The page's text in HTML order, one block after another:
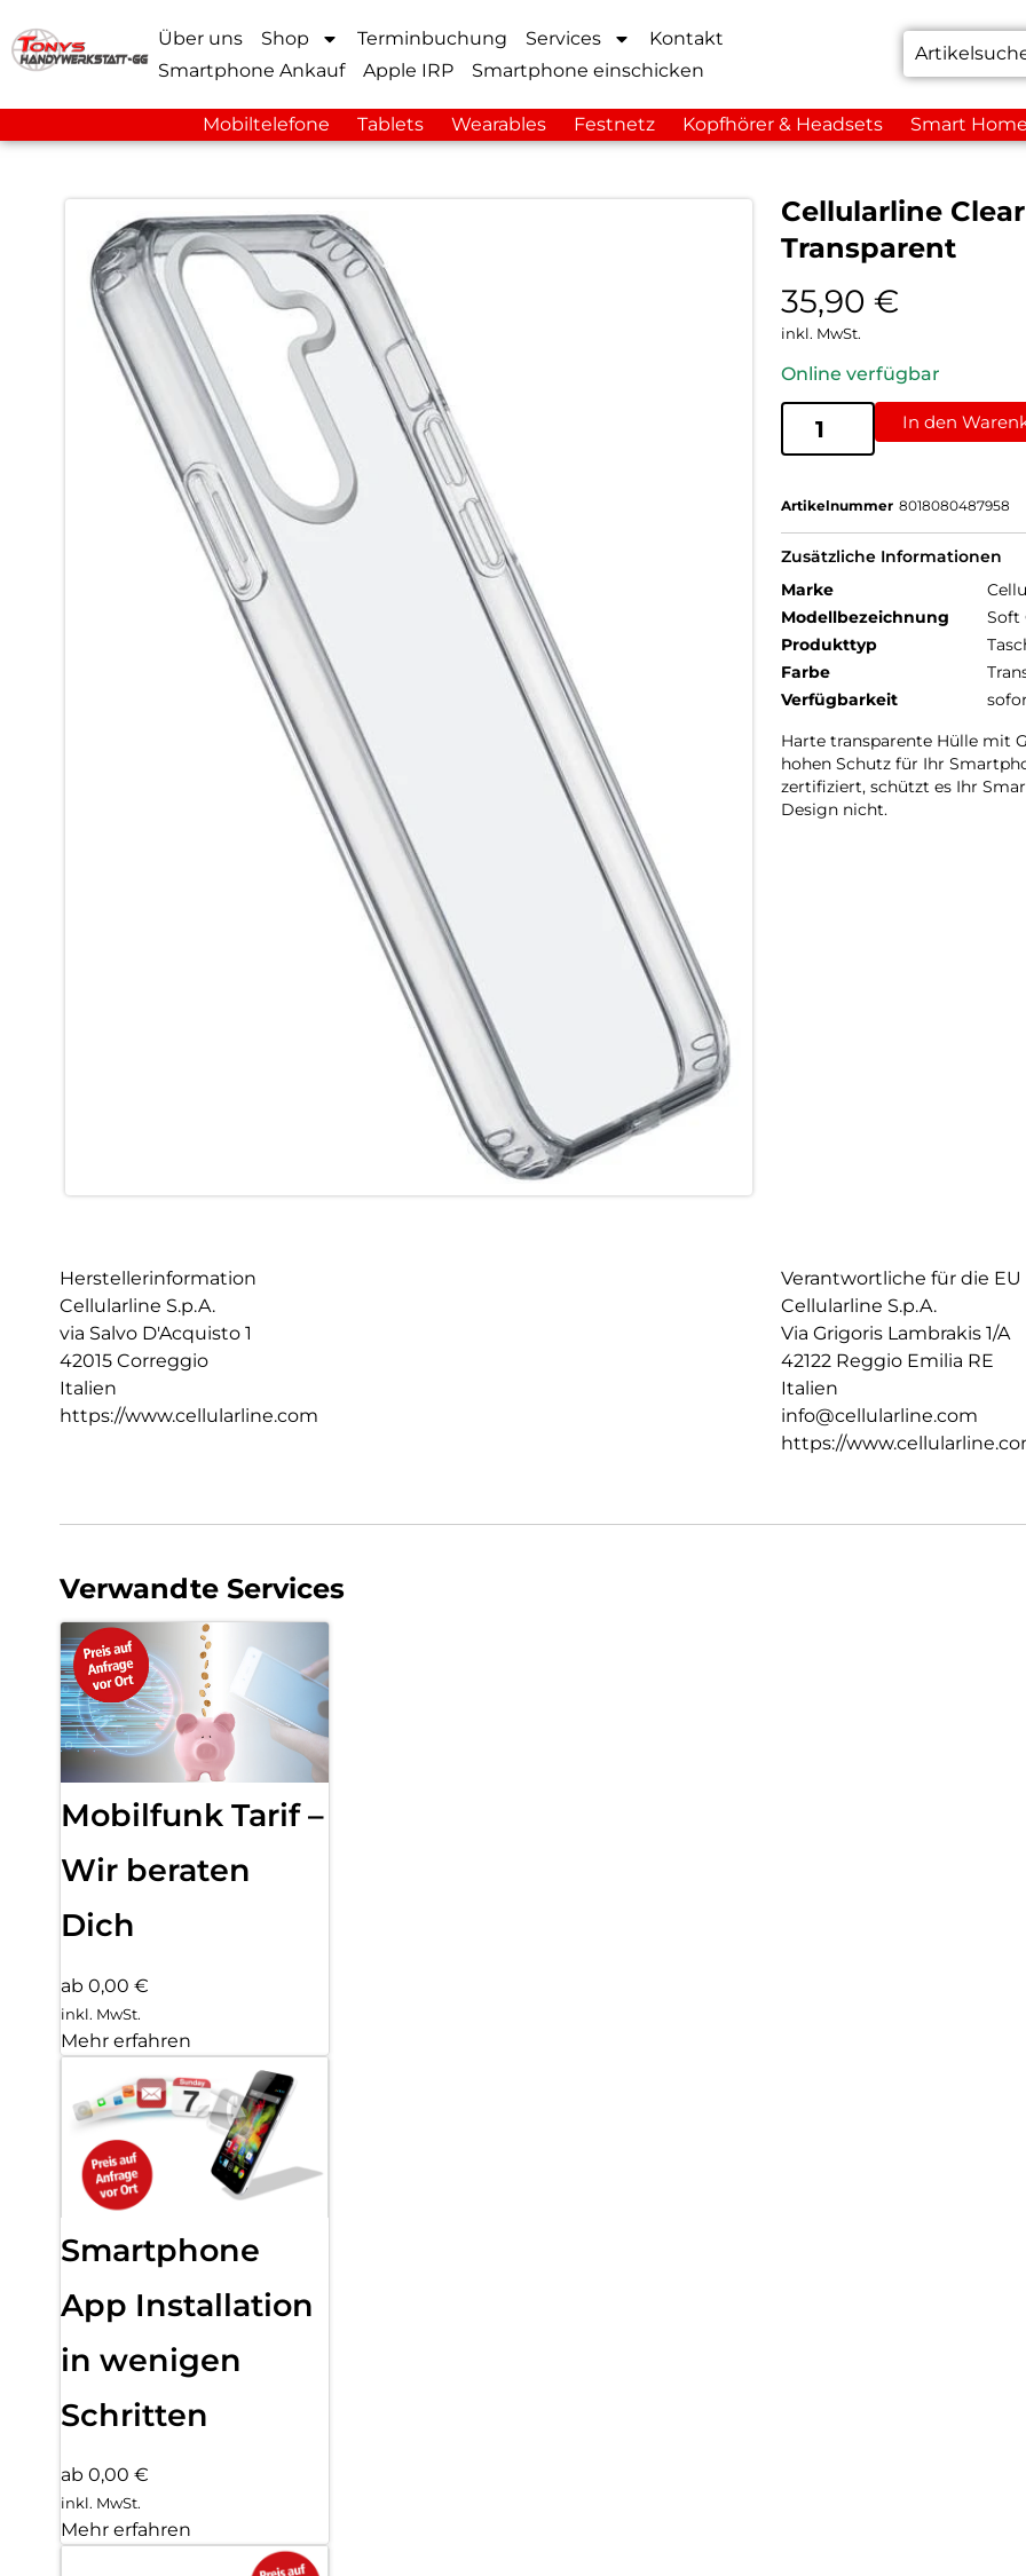
Über uns Shop Terminbuchung Services
Kontakt
Smartphone Ankauf
Apple IRP Smartphone einschicken
Mobiltelefone Tablets Wearables Festnetz Kopfhörer & Headsets Smart
Cellularline
Transparent
35,90 €
inkl. MwSt.
Online verfügbar
In den
Artikelnummer 8018080487958
Zusätzliche Informationen
Marke
Modellbezeichnung
Soft
Produkttyp
Farbe
Verfügbarkeit
Harte transparente Hülle mit
hohen Schutz für Ihr
zertifiziert, schützt es Ihr
Design nicht.
Herstellerinformation
Cellularline S.p.A.
via Salvo D'Acquisto 1
42015 Correggio
Italien
https://www.cellularline.com
Verantwortliche für die EU
Cellularline S.p.A.
Via Grigoris Lambrakis 1/A
42122 Reggio Emilia RE
Italien
info@cellularline.com
https://
Verwandte Services
Mobilfunk Tarif –
Wir beraten
Dich
ab 0,00 €
inkl. MwSt.
Mehr erfahren
Smartphone
App Installation
in wenigen
Schritten
ab 0,00 €
inkl. MwSt.
Mehr erfahren